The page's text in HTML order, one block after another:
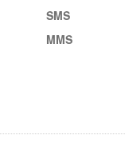
SMS
MMS